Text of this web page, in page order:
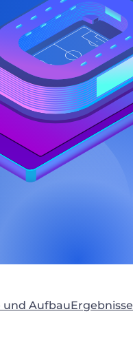
und AufbauErgebnisse